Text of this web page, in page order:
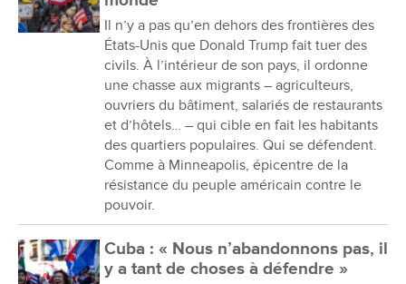
Il n’y a pas qu’en dehors des frontières des
États-Unis que Donald Trump fait tuer des
civils. À l’intérieur de son pays, il ordonne
une chasse aux migrants – agriculteurs,
ouvriers du bâtiment, salariés de restaurants
et d’hôtels… – qui cible en fait les habitants
des quartiers populaires. Qui se défendent.
Comme à Minneapolis, épicentre de la
résistance du peuple américain contre le
pouvoir.
Cuba : « Nous n’abandonnons pas, il
y a tant de choses à défendre »